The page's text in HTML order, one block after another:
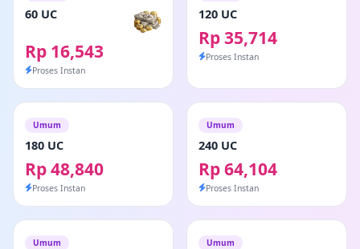
60 UC
Rp 16,543
Proses Instan
120 UC
Rp 35,714
Proses Instan
Umum
180 UC
Rp 48,840
Proses Instan
Umum
240 UC
Rp 64,104
Proses Instan
Umum Umum